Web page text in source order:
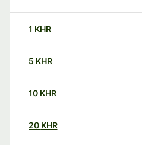
1 KHR
5 KHR
10 KHR
20 KHR